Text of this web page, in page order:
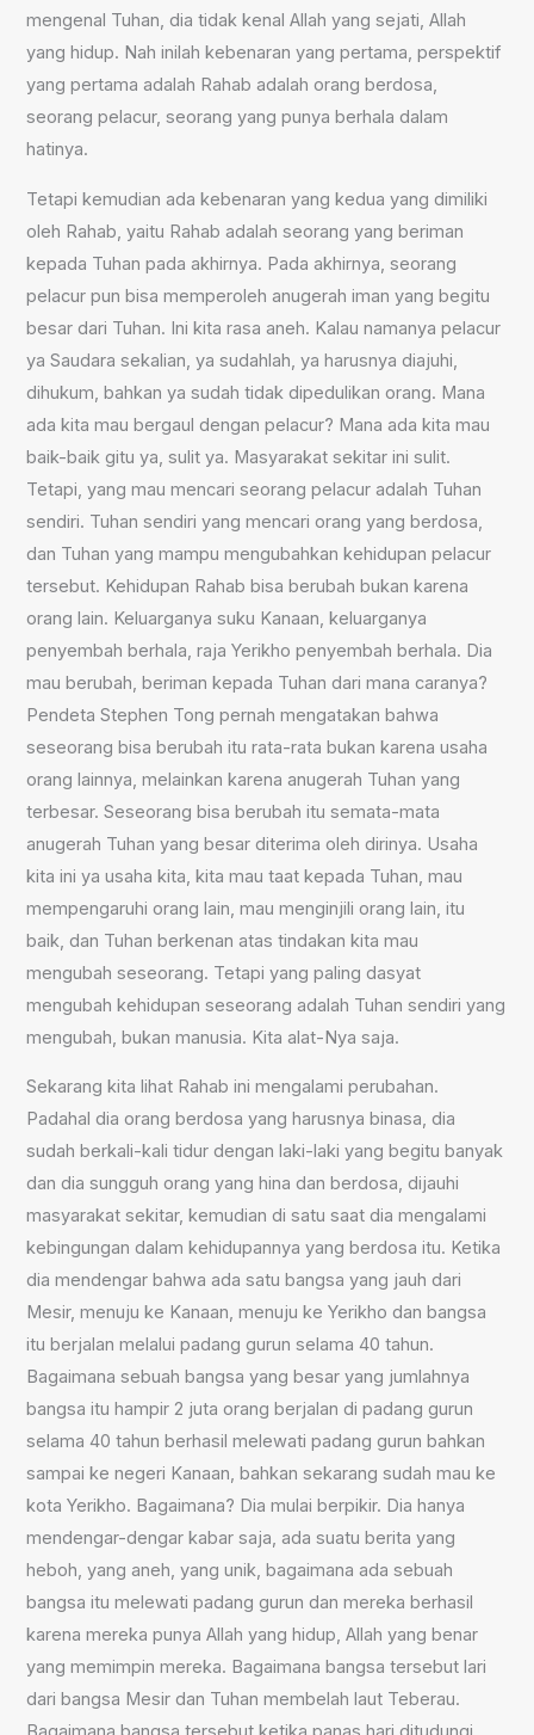
mengenal Tuhan, dia tidak kenal Allah yang sejati, Allah
yang hidup. Nah inilah kebenaran yang pertama, perspektif
yang pertama adalah Rahab adalah orang berdosa,
seorang pelacur, seorang yang punya berhala dalam
hatinya.
Tetapi kemudian ada kebenaran yang kedua yang dimiliki
oleh Rahab, yaitu Rahab adalah seorang yang beriman
kepada Tuhan pada akhirnya. Pada akhirnya, seorang
pelacur pun bisa memperoleh anugerah iman yang begitu
besar dari Tuhan. Ini kita rasa aneh. Kalau namanya pelacur
ya Saudara sekalian, ya sudahlah, ya harusnya diajuhi,
dihukum, bahkan ya sudah tidak dipedulikan orang. Mana
ada kita mau bergaul dengan pelacur? Mana ada kita mau
baik-baik gitu ya, sulit ya. Masyarakat sekitar ini sulit.
Tetapi, yang mau mencari seorang pelacur adalah Tuhan
sendiri. Tuhan sendiri yang mencari orang yang berdosa,
dan Tuhan yang mampu mengubahkan kehidupan pelacur
tersebut. Kehidupan Rahab bisa berubah bukan karena
orang lain. Keluarganya suku Kanaan, keluarganya
penyembah berhala, raja Yerikho penyembah berhala. Dia
mau berubah, beriman kepada Tuhan dari mana caranya?
Pendeta Stephen Tong pernah mengatakan bahwa
seseorang bisa berubah itu rata-rata bukan karena usaha
orang lainnya, melainkan karena anugerah Tuhan yang
terbesar. Seseorang bisa berubah itu semata-mata
anugerah Tuhan yang besar diterima oleh dirinya. Usaha
kita ini ya usaha kita, kita mau taat kepada Tuhan, mau
mempengaruhi orang lain, mau menginjili orang lain, itu
baik, dan Tuhan berkenan atas tindakan kita mau
mengubah seseorang. Tetapi yang paling dasyat
mengubah kehidupan seseorang adalah Tuhan sendiri yang
mengubah, bukan manusia. Kita alat-Nya saja.
Sekarang kita lihat Rahab ini mengalami perubahan.
Padahal dia orang berdosa yang harusnya binasa, dia
sudah berkali-kali tidur dengan laki-laki yang begitu banyak
dan dia sungguh orang yang hina dan berdosa, dijauhi
masyarakat sekitar, kemudian di satu saat dia mengalami
kebingungan dalam kehidupannya yang berdosa itu. Ketika
dia mendengar bahwa ada satu bangsa yang jauh dari
Mesir, menuju ke Kanaan, menuju ke Yerikho dan bangsa
itu berjalan melalui padang gurun selama 40 tahun.
Bagaimana sebuah bangsa yang besar yang jumlahnya
bangsa itu hampir 2 juta orang berjalan di padang gurun
selama 40 tahun berhasil melewati padang gurun bahkan
sampai ke negeri Kanaan, bahkan sekarang sudah mau ke
kota Yerikho. Bagaimana? Dia mulai berpikir. Dia hanya
mendengar-dengar kabar saja, ada suatu berita yang
heboh, yang aneh, yang unik, bagaimana ada sebuah
bangsa itu melewati padang gurun dan mereka berhasil
karena mereka punya Allah yang hidup, Allah yang benar
yang memimpin mereka. Bagaimana bangsa tersebut lari
dari bangsa Mesir dan Tuhan membelah laut Teberau.